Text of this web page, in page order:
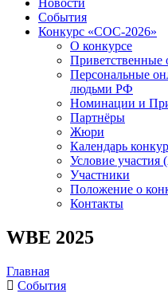
Новости
События
Конкурс «СОС-2026»
О конкурсе
Приветственные
Персональные
людьми РФ
Номинации и
Партнёры
Жюри
Календарь
Условие участия
Участники
Положение о
Контакты
WBE 2025
Главная
События